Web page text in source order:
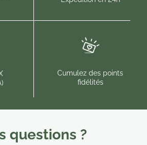
Cumulez des points
fidélités
questions ?